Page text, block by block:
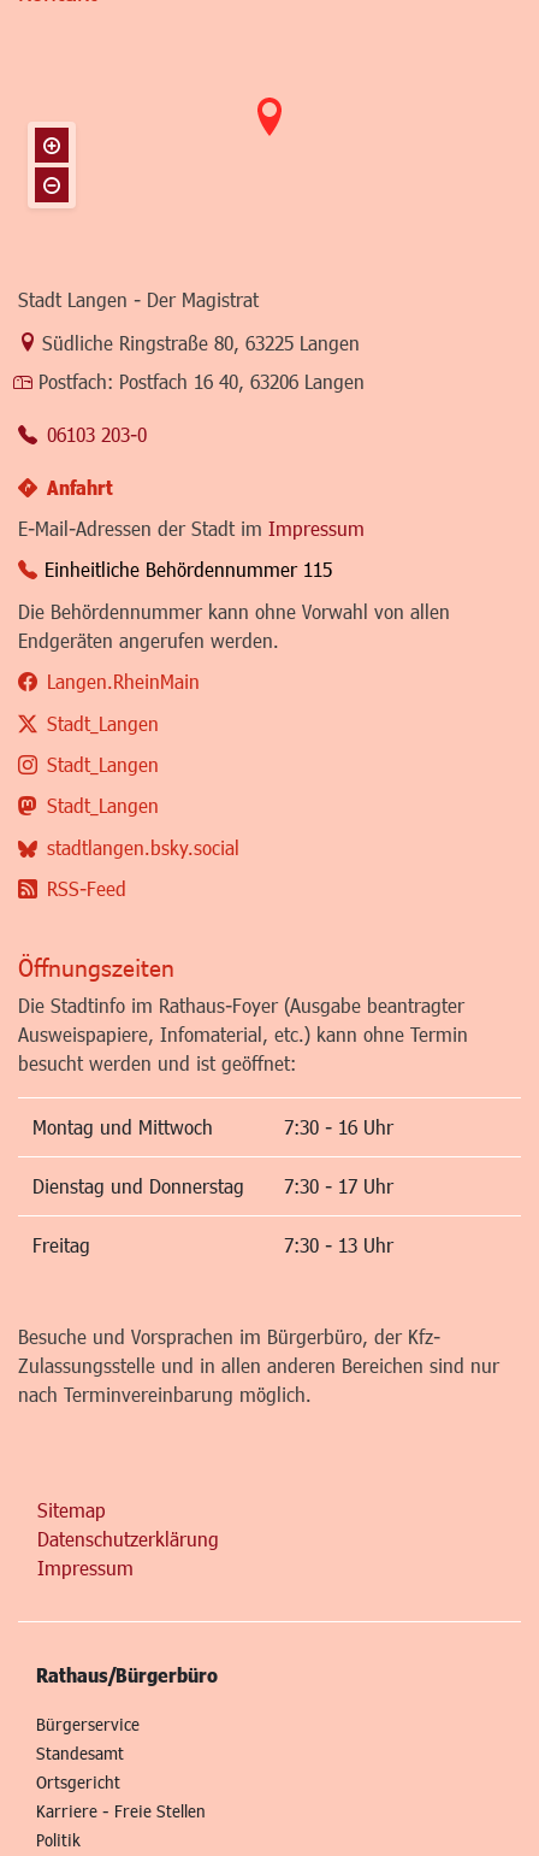
Stadt Langen - Der Magistrat
Link zur Google-Maps Navigation
Südliche Ringstraße 80 63225 Langen
Postfach: Postfach 16 40, 63206 Langen
06103 203-0
Anfahrt
E-Mail-Adressen der Stadt im Impressum
Einheitliche Behördennummer 115
Die Behördennummer kann ohne Vorwahl von allen
Endgeräten angerufen werden.
Langen.RheinMain
Stadt_Langen
Stadt_Langen
Stadt_Langen
stadtlangen.bsky.social
RSS-Feed
Öffnungszeiten
Die Stadtinfo im Rathaus-Foyer (Ausgabe beantragter
Ausweispapiere, Infomaterial, etc.) kann ohne Termin
besucht werden und ist geöffnet:
Montag und Mittwoch 7:30 - 16 Uhr
Dienstag und Donnerstag 7:30 - 17 Uhr
Freitag 7:30 - 13 Uhr
Besuche und Vorsprachen im Bürgerbüro, der Kfz-
Zulassungsstelle und in allen anderen Bereichen sind nur
nach Terminvereinbarung möglich.
Sitemap
Datenschutzerklärung
Impressum
Rathaus/Bürgerbüro
Bürgerservice
Standesamt
Ortsgericht
Karriere - Freie Stellen
Politik